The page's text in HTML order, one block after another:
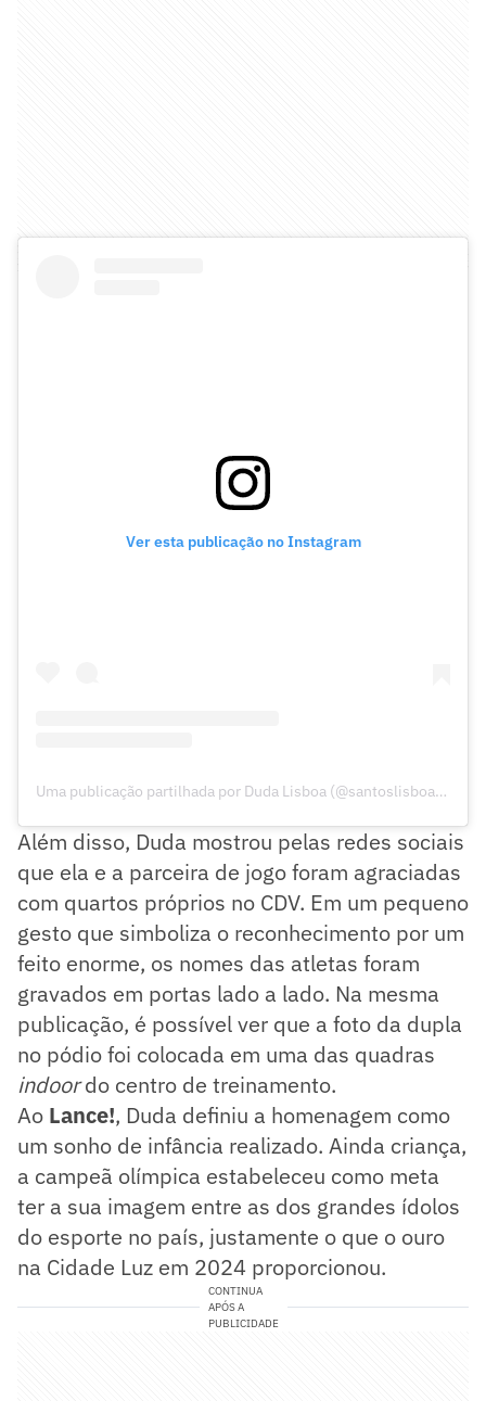
Ver esta publicação no Instagram
Uma publicação partilhada por Duda Lisboa (@santoslisboaduda)
Além disso, Duda mostrou pelas redes sociais
que ela e a parceira de jogo foram agraciadas
com quartos próprios no CDV. Em um pequeno
gesto que simboliza o reconhecimento por um
feito enorme, os nomes das atletas foram
gravados em portas lado a lado. Na mesma
publicação, é possível ver que a foto da dupla
no pódio foi colocada em uma das quadras
indoordo centro de treinamento.
Ao Lance!, Duda definiu a homenagem como
um sonho de infância realizado. Ainda criança,
a campeã olímpica estabeleceu como meta
ter a sua imagem entre as dos grandes ídolos
do esporte no país, justamente o que o ouro
na Cidade Luz em 2024 proporcionou.
CONTINUA
APÓS A
PUBLICIDADE